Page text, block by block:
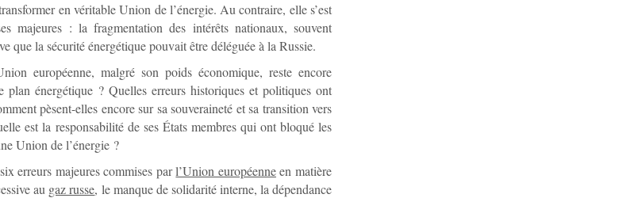
en véritable Union de l’énergie. Au contraire, elle s’est
majeures : la fragmentation des intérêts nationaux, souvent
que la sécurité énergétique pouvait être déléguée à la Russie.
européenne, malgré son poids économique, reste encore
plan énergétique ? Quelles erreurs historiques et politiques ont
pèsent-elles encore sur sa souveraineté et sa transition vers
est la responsabilité de ses États membres qui ont bloqué les
Union de l’énergie ?
erreurs majeures commises parl’Union européenneen matière
au gaz russe, le manque de solidarité interne, la dépendance